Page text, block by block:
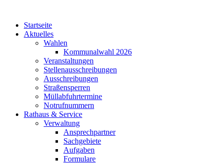
Startseite
Aktuelles
Wahlen
Kommunalwahl 2026
Veranstaltungen
Stellenausschreibungen
Ausschreibungen
Straßensperren
Müllabfuhrtermine
Notrufnummern
Rathaus & Service
Verwaltung
Ansprechpartner
Sachgebiete
Aufgaben
Formulare